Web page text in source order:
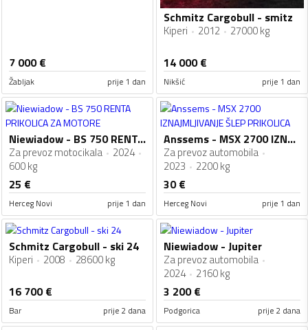
7 000€
Žabljak prije 1 dan
Schmitz Cargobull - smitz
Kiperi 2012 27000 kg
14 000€
Nikšić prije 1 dan
Niewiadow - BS 750 RENTA PRIKOLICA ZA MOTORE
Za prevoz motocikala
2024
600 kg
25 €
Herceg Novi prije 1 dan
Anssems - MSX 2700 IZNAJMLJIVANJE ŠLEP PRIKOLICA
Za prevoz automobila
2023
2200 kg
30€
Herceg Novi prije 1 dan
Schmitz Cargobull - ski 24
Kiperi 2008 28600 kg
16 700€
Bar prije 2 dana
Niewiadow - Jupiter
Za prevoz automobila
2024
2160 kg
3 200€
Podgorica prije 2 dana